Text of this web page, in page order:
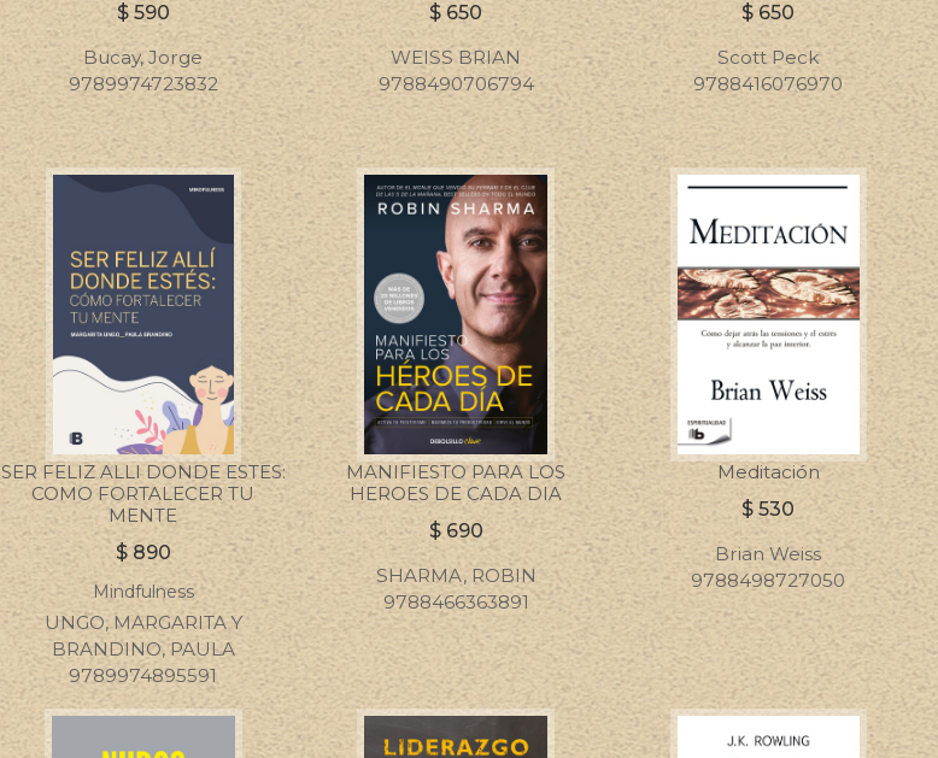
$ 590
Bucay, Jorge
9789974723832
$ 650
WEISS BRIAN
9788490706794
$650
Scott Peck
9788416076970
SER FELIZ ALLI DONDE ESTES:
COMO FORTALECER TU
MENTE
$890
Mindfulness
UNGO, MARGARITA Y
BRANDINO, PAULA
9789974895591
MANIFIESTO PARA LOS
HEROES DE CADA DIA
$ 690
SHARMA, ROBIN
9788466363891
Meditación
$530
Brian Weiss
9788498727050